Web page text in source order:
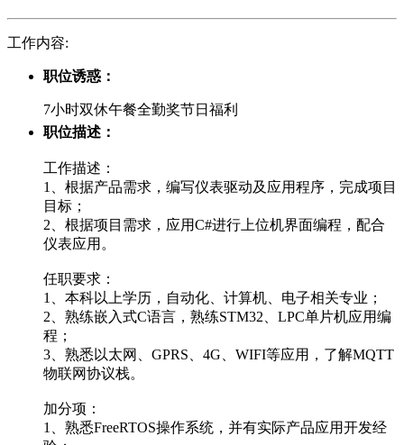
工作内容:
职位诱惑：
7小时双休午餐全勤奖节日福利
职位描述：
工作描述：
1、根据产品需求，编写仪表驱动及应用程序，完成项目
目标；
2、根据项目需求，应用C#进行上位机界面编程，配合
仪表应用。
任职要求：
1、本科以上学历，自动化、计算机、电子相关专业；
2、熟练嵌入式C语言，熟练STM32、LPC单片机应用编
程；
3、熟悉以太网、GPRS、4G、WIFI等应用，了解MQTT
物联网协议栈。
加分项：
1、熟悉FreeRTOS操作系统，并有实际产品应用开发经